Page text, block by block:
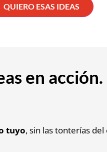
en acción.
tuyo, sin las tonterías